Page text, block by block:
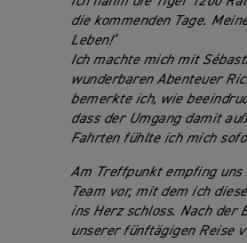
die kommenden Tage.
Leben!‘
Ich machte mich mit
wunderbaren Abenteuer
bemerkte ich, wie
dass der Umgang damit
Fahrten fühlte ich mich
Am Treffpunkt empfing
Team vor, mit dem ich
ins Herz schloss. Nach der
unserer fünftägigen Reise